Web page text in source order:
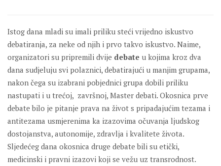
Istog dana mladi su imali priliku steći vrijedno iskustvo
debatiranja, za neke od njih i prvo takvo iskustvo. Naime,
organizatori su pripremili dvije debate u kojima kroz dva
dana sudjeluju svi polaznici, debatirajući u manjim grupama,
nakon čega su izabrani pobjednici grupa dobili priliku
nastupati i u trećoj, završnoj, Master debati. Okosnica prve
debate bilo je pitanje prava na život s pripadajućim tezama i
antitezama usmjerenima ka izazovima očuvanja ljudskog
dostojanstva, autonomije, zdravlja i kvalitete života.
Sljedećeg dana okosnica druge debate bili su etički,
medicinski i pravni izazovi koji se vežu uz transrodnost.